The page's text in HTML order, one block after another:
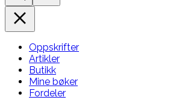
Oppskrifter
Artikler
Butikk
Mine bøker
Fordeler